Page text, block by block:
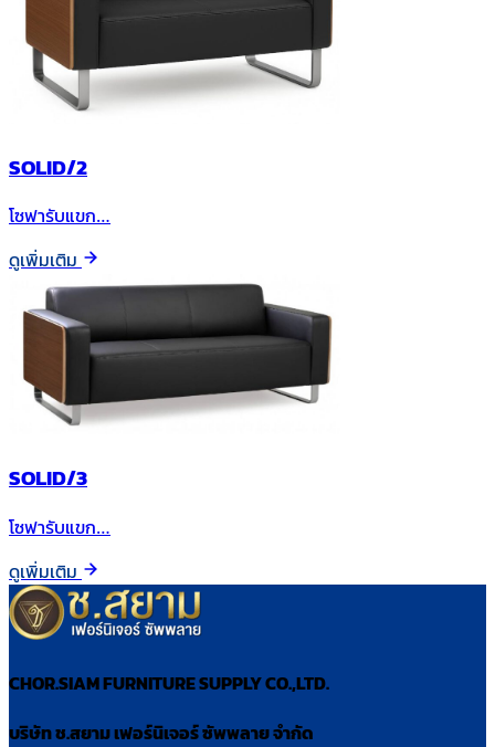
SOLID/2
โซฟารับแขก…
ดูเพิ่มเติม
SOLID/3
โซฟารับแขก…
ดูเพิ่มเติม
CHOR.SIAM FURNITURE SUPPLY CO.,LTD.
บริษัท ช.สยาม เฟอร์นิเจอร์ ซัพพลาย จำกัด